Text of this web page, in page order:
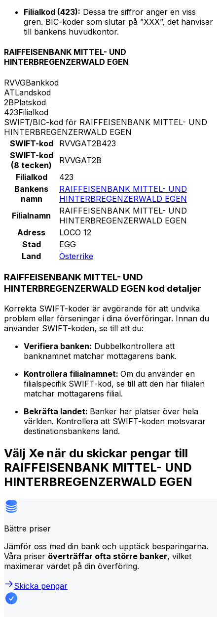
Filialkod (423): Dessa tre siffror anger en viss
gren. BIC-koder som slutar på ”XXX”, det hänvisar
till bankens huvudkontor.
RAIFFEISENBANK MITTEL- UND
HINTERBREGENZERWALD EGEN
RVVGBankkod
ATLandskod
2BPlatskod
423Filialkod
SWIFT/BIC-kod för RAIFFEISENBANK MITTEL- UND
HINTERBREGENZERWALD EGEN
SWIFT-kod
RVVGAT2B423
SWIFT-kod
(8 tecken)
RVVGAT2B
Filialkod
423
Bankens
namn
RAIFFEISENBANK MITTEL- UND
HINTERBREGENZERWALD EGEN
Filialnamn
RAIFFEISENBANK MITTEL- UND
HINTERBREGENZERWALD EGEN
Adress
LOCO 12
Stad
EGG
Land
Österrike
RAIFFEISENBANK MITTEL- UND
HINTERBREGENZERWALD EGEN kod detaljer
Korrekta SWIFT-koder är avgörande för att undvika
problem eller förseningar i dina överföringar. Innan du
använder SWIFT-koden, se till att du:
Verifiera banken: Dubbelkontrollera att
banknamnet matchar mottagarens bank.
Kontrollera filialnamnet: Om du använder en
filialspecifik SWIFT-kod, se till att den här filialen
matchar mottagarens filial.
Bekräfta landet: Banker har platser över hela
världen. Kontrollera att SWIFT-koden motsvarar
destinationsbankens land.
Välj Xe när du skickar pengar till
RAIFFEISENBANK MITTEL- UND
HINTERBREGENZERWALD EGEN
Bättre priser
Jämför oss med din bank och upptäck besparingarna.
Våra priser överträffar ofta större banker, vilket
maximerar värdet på din överföring.
Skicka pengar